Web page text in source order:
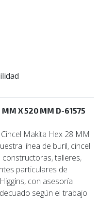
X 520 MM D-61575
Makita Hex 28 MM
línea de buril, cincel
talleres,
particulares de
con asesoría
según el trabajo